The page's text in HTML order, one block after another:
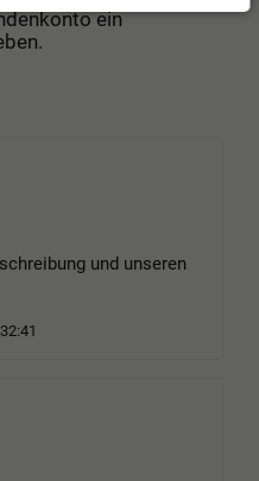
ein
und unseren